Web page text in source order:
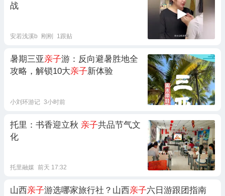
战
安若浅溪b 刚刚 1跟贴
暑期三亚 亲子游：反向避暑胜地全
攻略，解锁10大亲子新体验
小刘环游记 3小时前
托里：书香迎立秋 亲子共品节气文
化
托里融媒 前天 17:32
山西亲子游选哪家旅行社？山西亲子六日游跟团指南